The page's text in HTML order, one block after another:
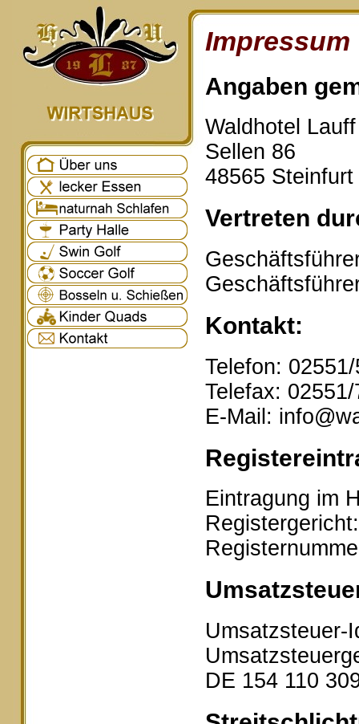
Impressum
Angaben
Waldhotel
Sellen 86
48565 Steinfurt
Vertreten
Kontakt:
Telefon:
Telefax:
E-Mail:
Eintragung im
Umsatzsteuer-
DE 154 110